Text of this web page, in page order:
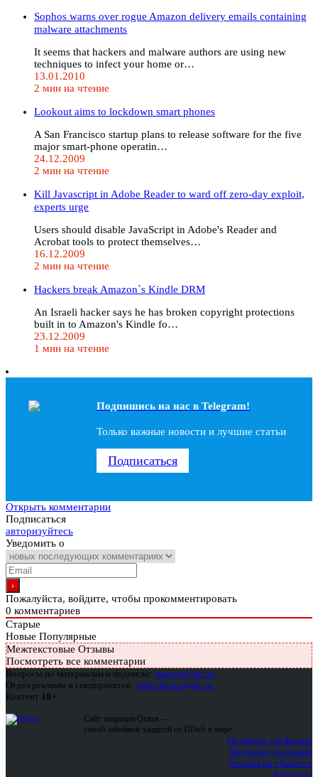
Sophos warns over rogue Amazon delivery emails containing
malware attachments
It seems that hackers and malware authors are using new
techniques to infect your home or…
13.01.2010
2 мин на чтение
Lookout aims to lockdown smart phones
A San Francisco startup plans to release software for the five
major smart-phone operatin…
24.12.2009
2 мин на чтение
Kill Javasсriрt in Adobe Reader to ward off zero-day exploit,
experts urge
Users should disable JavaScript in Adobe's Reader and
Acrobat tools to protect themselves…
16.12.2009
2 мин на чтение
Hackers break Amazon`s Kindle DRM
An Israeli hacker says he has broken copyright protections
built in to Amazon's Kindle fo…
23.12.2009
1 мин на чтение
Подпишись на наc в Telegram!
Только важные новости и лучшие статьи
Подписаться
Открыть комментарии
Подписаться
авторизуйтесь
Уведомить о
Пожалуйста, войдите, чтобы прокомментировать
0 комментариев
Старые
Новые Популярные
Межтекстовые Отзывы
Посмотреть все комментарии
Вопросы по материалам и подписке: support@glc.ru
Отдел рекламы и спецпроектов: yakovleva.a@glc.ru
Контент 18+
Сайт защищен Qrator —
самой забойной защитой от DDoS в мире
Подписка для физлиц
Подписка для юрлиц
Реклама на «Хакере»
Контакты